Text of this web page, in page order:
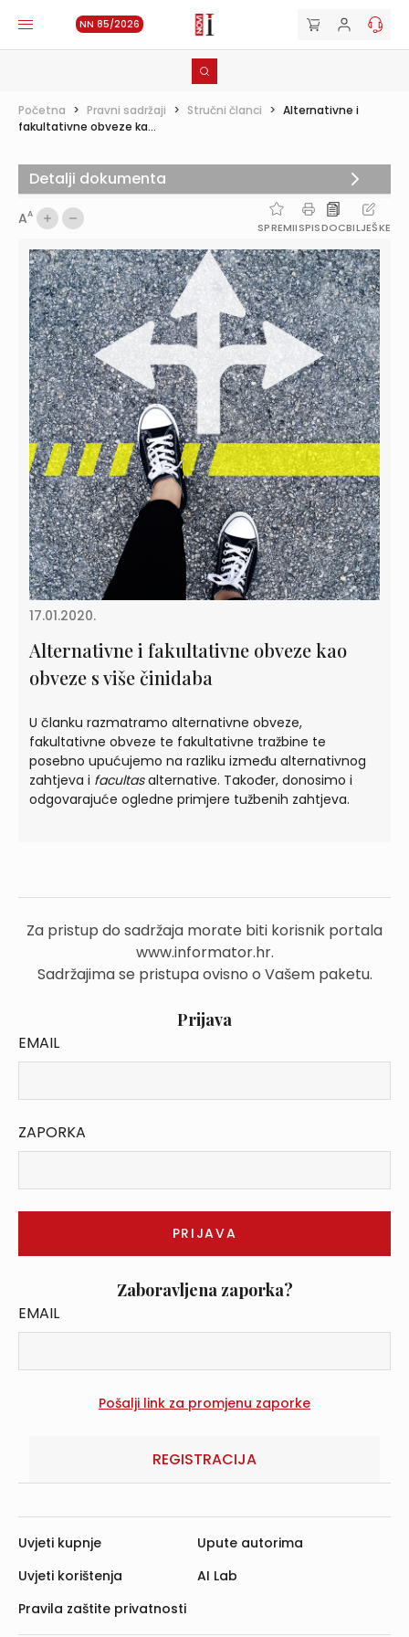
NN 85/2026
Početna > Pravni sadržaji > Stručni članci > Alternativne i
fakultativne obveze ka...
AA
SPREMIISPISDOCBILJEŠKE
17.01.2020.
Alternativne i fakultativne obveze kao
obveze s više činidaba
U članku razmatramo alternativne obveze,
fakultativne obveze te fakultativne tražbine te
posebno upućujemo na razliku između alternativnog
zahtjeva i facultasalternative. Također, donosimo i
odgovarajuće ogledne primjere tužbenih zahtjeva.
Za pristup do sadržaja morate biti korisnik portala
www.informator.hr.
Sadržajima se pristupa ovisno o Vašem paketu.
Prijava
EMAIL
ZAPORKA
Zaboravljena zaporka?
EMAIL
REGISTRACIJA
Detalji dokumenta
Uvjeti kupnje
Uvjeti korištenja
Pravila zaštite privatnosti
Upute autorima
AI Lab